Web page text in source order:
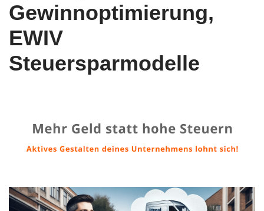
Gewinnoptimierung,
EWIV
Steuersparmodelle